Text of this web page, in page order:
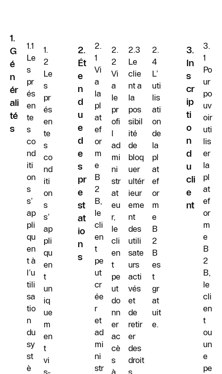
1.
G
é
n
ér
ali
té
s
1.1
Le
s
pr
és
en
te
s
co
nd
iti
on
s
s’
ap
pli
qu
en
t à
l’u
tili
sa
tio
n
du
sy
st
è
1.
2
Le
s
pr
és
en
te
s
co
nd
iti
on
s
s’
ap
pli
qu
en
t
un
iq
ue
m
en
t
vi
s-
2.
Ét
e
n
d
u
e
d
e
s
pr
e
st
at
io
n
s
2.
1
Vi
a
la
pl
at
ef
or
m
e
B
2
B,
le
cli
en
t
pe
ut
cr
ée
r
et
ad
mi
ni
str
2.
2
Vi
a
le
pr
ofi
l
ad
mi
ni
str
at
eu
r,
le
cli
en
t
pe
ut
do
nn
er
ac
cè
s
à
2.3
Le
clie
nt a
la
pos
sibil
ité
de
bloq
uer
ultér
ieur
eme
nt
des
utili
sate
urs
acti
vés
et
de
retir
er
des
droit
s
2.
4
L’
uti
lis
ati
on
de
la
pl
at
ef
or
m
e
B
2
B
es
t
gr
at
uit
e.
3.
In
s
cr
ip
ti
o
n
d
u
cli
e
nt
3.
1
Po
ur
po
uv
oir
uti
lis
er
la
pl
at
ef
or
m
e
B
2
B,
le
cli
en
t
ou
un
e
pe